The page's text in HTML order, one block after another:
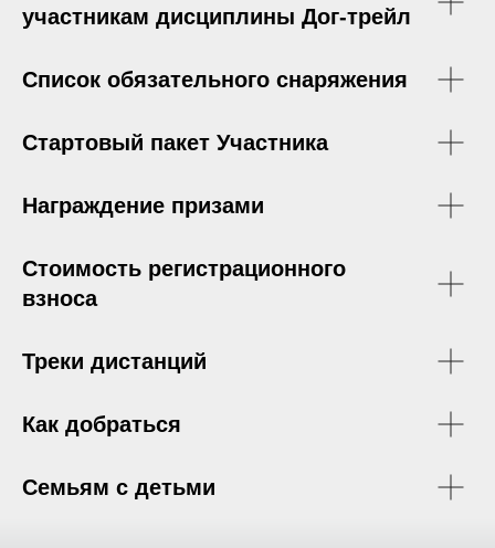
участникам дисциплины Дог-трейл
Список обязательного снаряжения
Стартовый пакет Участника
Награждение призами
Стоимость регистрационного
взноса
Треки дистанций
Как добраться
Семьям с детьми